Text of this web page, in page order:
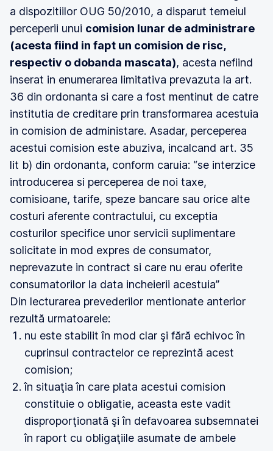
a dispozitiilor OUG 50/2010, a disparut temeiul
perceperii unui comision lunar de administrare
(acesta fiind in fapt un comision de risc,
respectiv o dobanda mascata), acesta nefiind
inserat in enumerarea limitativa prevazuta la art.
36 din ordonanta si care a fost mentinut de catre
institutia de creditare prin transformarea acestuia
in comision de administare. Asadar, perceperea
acestui comision este abuziva, incalcand art. 35
lit b) din ordonanta, conform caruia: “se interzice
introducerea si perceperea de noi taxe,
comisioane, tarife, speze bancare sau orice alte
costuri aferente contractului, cu exceptia
costurilor specifice unor servicii suplimentare
solicitate in mod expres de consumator,
neprevazute in contract si care nu erau oferite
consumatorilor la data incheierii acestuia”
Din lecturarea prevederilor mentionate anterior
rezultă urmatoarele:
nu este stabilit în mod clar şi fără echivoc în
cuprinsul contractelor ce reprezintă acest
comision;
în situaţia în care plata acestui comision
constituie o obligatie, aceasta este vadit
disproporţionată şi în defavoarea subsemnatei
în raport cu obligaţiile asumate de ambele